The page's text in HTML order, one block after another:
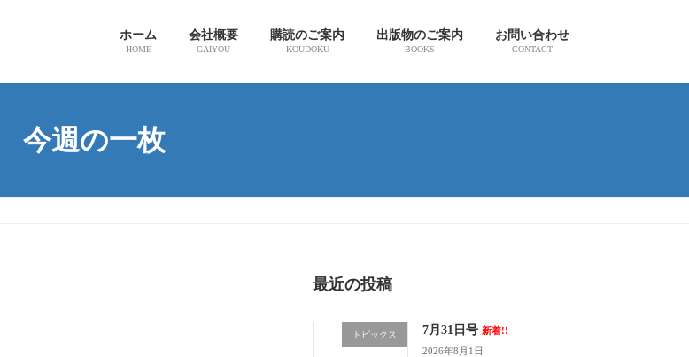
ホーム
HOME
会社概要
GAIYOU
購読のご案内
KOUDOKU
出版物のご案内
BOOKS
お問い合わせ
CONTACT
今週の一枚
最近の投稿
トピックス 7月31日号 新着!!
2026年8月1日